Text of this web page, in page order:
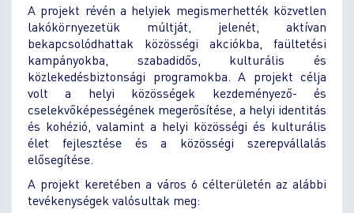
A projekt révén a helyiek megismerhették közvetlen
lakókörnyezetük múltját, jelenét, aktívan
bekapcsolódhattak közösségi akciókba, faültetési
kampányokba, szabadidős, kulturális és
közlekedésbiztonsági programokba. A projekt célja
volt a helyi közösségek kezdeményező- és
cselekvőképességének megerősítése, a helyi identitás
és kohézió, valamint a helyi közösségi és kulturális
élet fejlesztése és a közösségi szerepvállalás
elősegítése.
A projekt keretében a város 6 célterületén az alábbi
tevékenységek valósultak meg: